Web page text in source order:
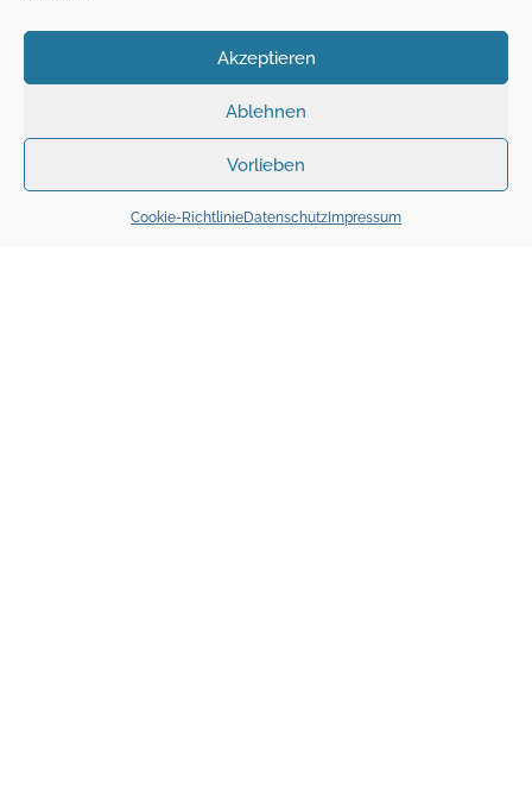
Akzeptieren
Ablehnen
Vorlieben
Cookie-RichtlinieDatenschutz Impressum